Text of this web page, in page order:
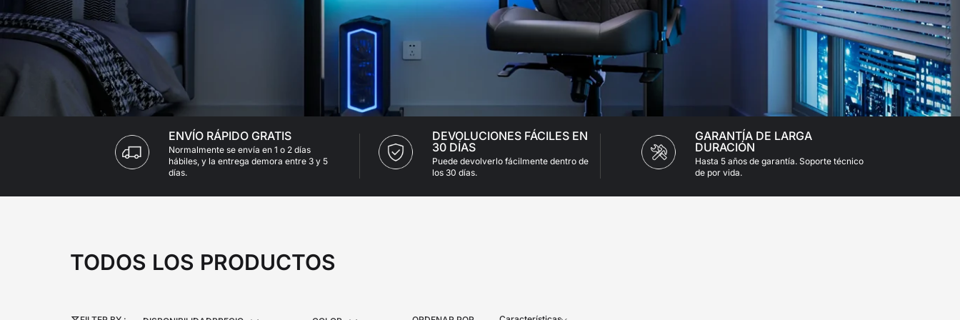
Consigue 30 € de descuento en tu primer pedido
Suscríbete para disfrutar de 30 € de descuento en tu primera silla o escritorio
ENVÍO RÁPIDO GRATIS
Normalmente se envía en 1 o 2 días
hábiles, y la entrega demora entre 3 y 5
días.
DEVOLUCIONES FÁCILES EN
30 DÍAS
Puede devolverlo fácilmente dentro de
los 30 días.
GARANTÍA DE LARGA
DURACIÓN
Hasta 5 años de garantía. Soporte técnico
de por vida.
TODOS LOS PRODUCTOS